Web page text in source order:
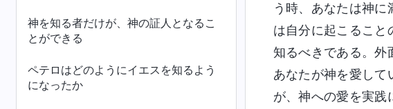
神を知る者だけが、神の証人となるこ
とができる
ペテロはどのようにイエスを知るよう
になったか
う時、あなたは神
は自分に起こること
知るべきである。外
あなたが神を愛して
が、神への愛を実